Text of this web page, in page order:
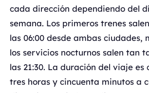
cada dirección dependiendo del
semana. Los primeros trenes
las 06:00 desde ambas ciudades,
los servicios nocturnos salen tan
las 21:30. La duración del viaje es
tres horas y cincuenta minutos a